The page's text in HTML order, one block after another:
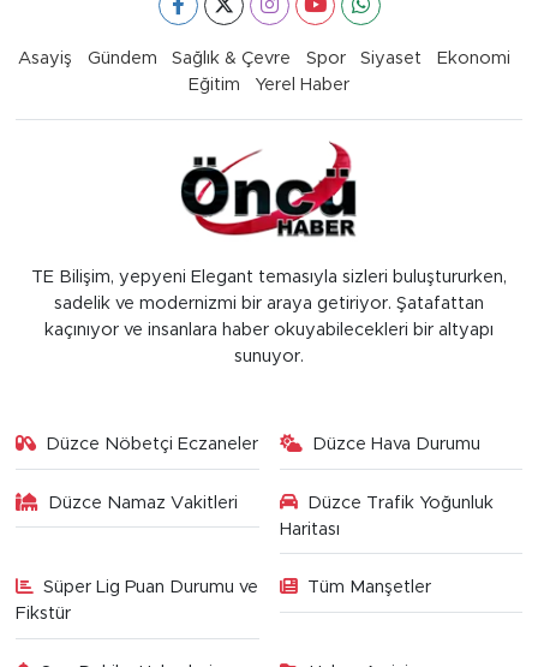
Asayiş Gündem Sağlık & Çevre Spor Siyaset
Ekonomi
Eğitim
Yerel Haber
TE Bilişim, yepyeni Elegant temasıyla sizleri buluştururken,
sadelik ve modernizmi bir araya getiriyor. Şatafattan
kaçınıyor ve insanlara haber okuyabilecekleri bir altyapı
sunuyor.
Düzce Nöbetçi Eczaneler Düzce Hava Durumu
Düzce Namaz Vakitleri
Düzce Trafik Yoğunluk
Haritası
Süper Lig Puan Durumu ve
Fikstür
Tüm Manşetler